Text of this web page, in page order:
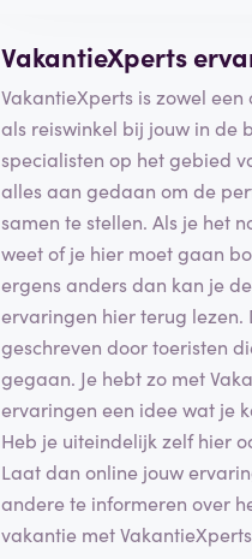
VakantieXperts
VakantieXperts is zowel
als reiswinkel bij jouw in de
specialisten op het gebied
alles aan gedaan om de
samen te stellen. Als je het
weet of je hier moet gaan
ergens anders dan kan je
ervaringen hier terug lezen.
geschreven door toeristen
gegaan. Je hebt zo met
ervaringen een idee wat je
Heb je uiteindelijk zelf hier
Laat dan online jouw
andere te informeren over
vakantie met